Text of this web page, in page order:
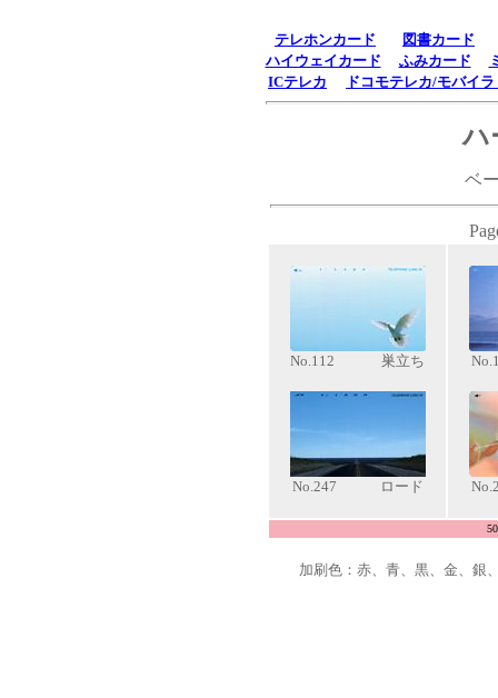
テレホンカード
図書カード
ハイウェイカード
ふみカード
ICテレカ
ドコモテレカ/モバイ
ハ
ベ
No.112 巣立ち
No.247 ロード
加刷色：赤、青、黒、金、銀